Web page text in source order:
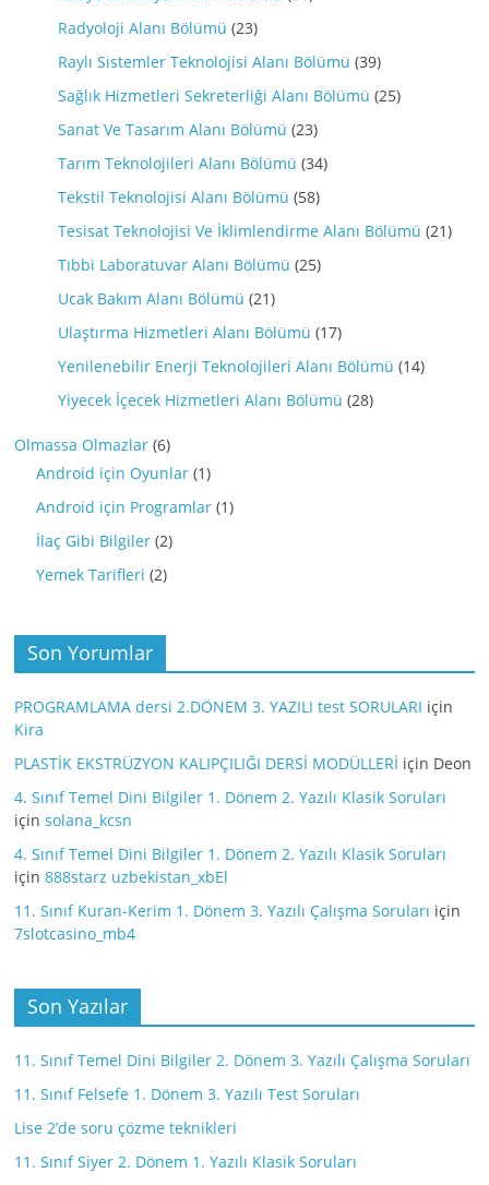
Radyoloji Alanı Bölümü (23)
Raylı Sistemler Teknolojisi Alanı Bölümü (39)
Sağlık Hizmetleri Sekreterliği Alanı Bölümü (25)
Sanat Ve Tasarım Alanı Bölümü (23)
Tarım Teknolojileri Alanı Bölümü (34)
Tekstil Teknolojisi Alanı Bölümü (58)
Tesisat Teknolojisi Ve İklimlendirme Alanı Bölümü (21)
Tıbbi Laboratuvar Alanı Bölümü (25)
Ucak Bakım Alanı Bölümü (21)
Ulaştırma Hizmetleri Alanı Bölümü (17)
Yenilenebilir Enerji Teknolojileri Alanı Bölümü (14)
Yiyecek İçecek Hizmetleri Alanı Bölümü (28)
Olmassa Olmazlar (6)
Android için Oyunlar (1)
Android için Programlar (1)
İlaç Gibi Bilgiler (2)
Yemek Tarifleri (2)
Son Yorumlar
PROGRAMLAMA dersi 2.DÖNEM 3. YAZILI test SORULARI için
Kira
PLASTİK EKSTRÜZYON KALIPÇILIĞI DERSİ MODÜLLERİ için Deon
4. Sınıf Temel Dini Bilgiler 1. Dönem 2. Yazılı Klasik Soruları
içinsolana_kcsn
4. Sınıf Temel Dini Bilgiler 1. Dönem 2. Yazılı Klasik Soruları
için888starz uzbekistan_xbEl
11. Sınıf Kuran-Kerim 1. Dönem 3. Yazılı Çalışma Soruları için
7slotcasino_mb4
Son Yazılar
11. Sınıf Temel Dini Bilgiler 2. Dönem 3. Yazılı Çalışma Soruları
11. Sınıf Felsefe 1. Dönem 3. Yazılı Test Soruları
Lise 2’de soru çözme teknikleri
11. Sınıf Siyer 2. Dönem 1. Yazılı Klasik Soruları